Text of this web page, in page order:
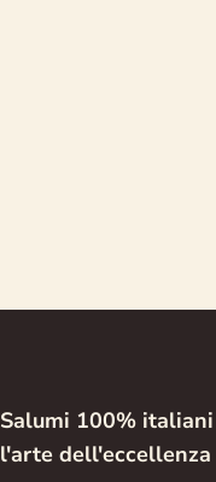
Salumi 100%
l'arte